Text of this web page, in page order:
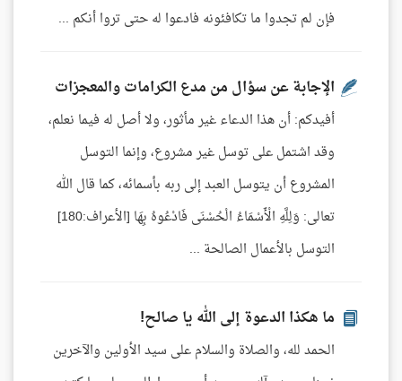
فإن لم تجدوا ما تكافئونه فادعوا له حتى تروا أنكم ...
الإجابة عن سؤال من مدع الكرامات والمعجزات
أفيدكم: أن هذا الدعاء غير مأثور، ولا أصل له فيما نعلم،
وقد اشتمل على توسل غير مشروع، وإنما التوسل
المشروع أن يتوسل العبد إلى ربه بأسمائه، كما قال الله
تعالى: وَلِلَّهِ الْأَسْمَاءُ الْحُسْنَى فَادْعُوهُ بِهَا [الأعراف:180]
التوسل بالأعمال الصالحة ...
ما هكذا الدعوة إلى الله يا صالح!
الحمد لله، والصلاة والسلام على سيد الأولين والآخرين